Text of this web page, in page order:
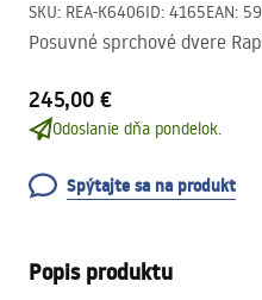
SKU: REA-K6406ID: 4165EAN:
Posuvné sprchové dvere
245,00 €
Odoslanie dňa pondelok.
Spýtajte sa na produkt
Popis produktu